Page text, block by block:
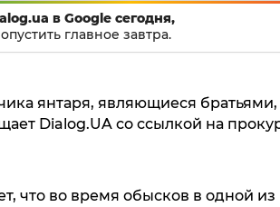
в Google сегодня,
главное завтра.
янтаря, являющиеся братьями,
Dialog.UA со ссылкой на
что во время обысков в одной из